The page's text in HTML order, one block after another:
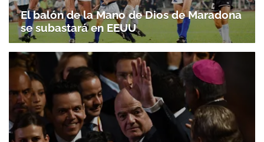
El balón de la Mano de Dios de Maradona
se subastará en EEUU